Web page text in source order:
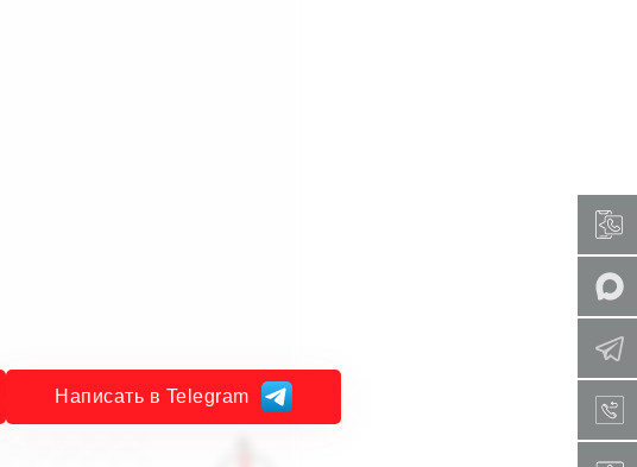
Написать в Telegram